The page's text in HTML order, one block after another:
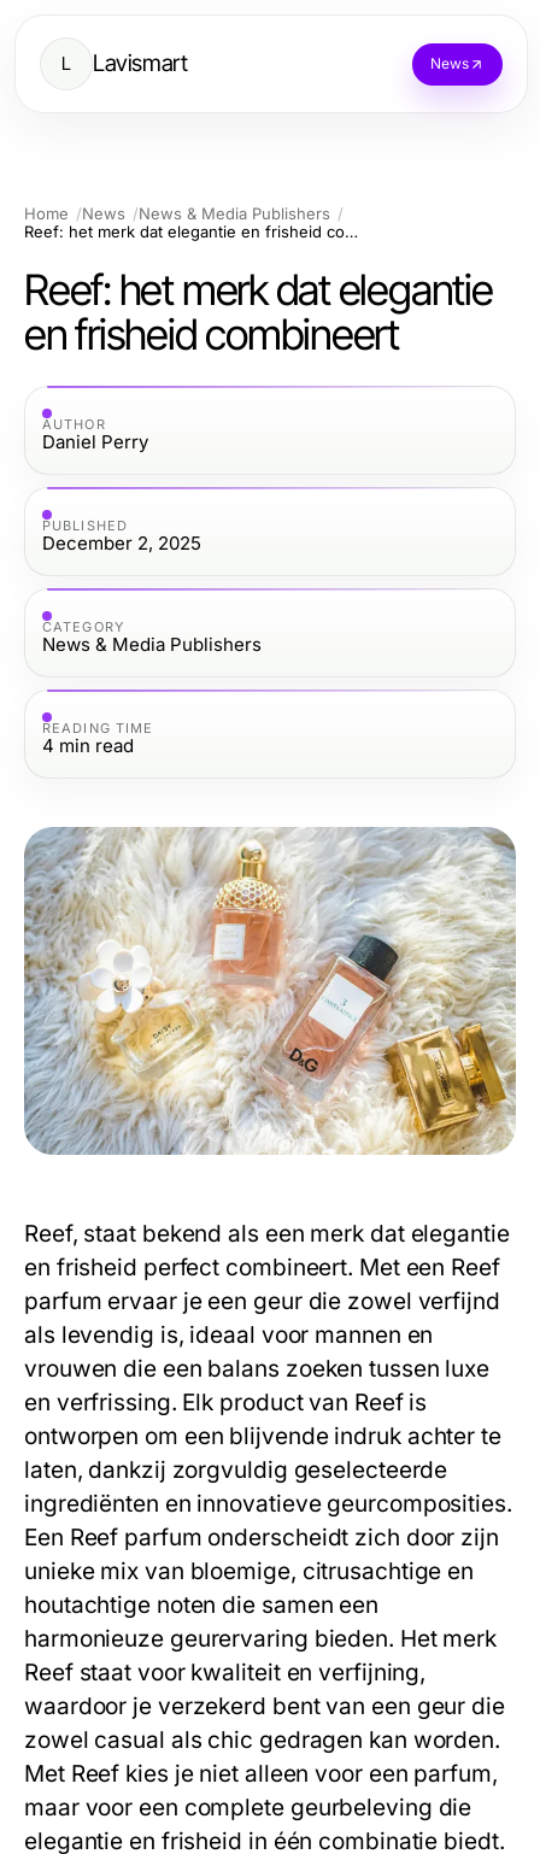
L Lavismart News
Home News
News & Media Publishers
Reef: het merk dat elegantie en frisheid combineert
Reef: het merk dat elegantie
en frisheid combineert
AUTHOR
Daniel Perry
PUBLISHED
December 2, 2025
CATEGORY
News & Media Publishers
READING TIME
4 min read
Reef, staat bekend als een merk dat elegantie
en frisheid perfect combineert. Met een Reef
parfum ervaar je een geur die zowel verfijnd
als levendig is, ideaal voor mannen en
vrouwen die een balans zoeken tussen luxe
en verfrissing. Elk product van Reefis
ontworpen om een blijvende indruk achter te
laten, dankzij zorgvuldig geselecteerde
ingrediënten en innovatieve geurcomposities.
Een Reef parfum onderscheidt zich door zijn
unieke mix van bloemige, citrusachtige en
houtachtige noten die samen een
harmonieuze geurervaring bieden. Het merk
Reefstaat voor kwaliteit en verfijning,
waardoor je verzekerd bent van een geur die
zowel casual als chic gedragen kan worden.
Met Reef kies je niet alleen voor een parfum,
maar voor een complete geurbeleving die
elegantie en frisheid in één combinatie biedt.